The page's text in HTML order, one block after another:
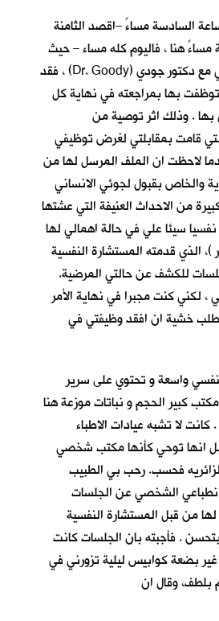
السادسة مساءً –اقصد الثامنة
هنا ، فاليوم كله مساء – حيث
كان موعدي الاسبوعي مع دكتور جودي (Dr. Goody) ، فقد
توظفت بها بمراجعته في نهاية كل
. وذلك اثر توصية من
قامت بمقابلتي لغرض توظيفي
لاحظت ان الملف المرسل لها من
والخاص بقبول لجوئي الانساني
من الاحداث العنيفة التي عشتها
سيئا علي في حالة اهمالي لها
الذي قدمته المستشارة النفسية
للكشف عن حالتي المرضية.
، لكني كنت مجبرا في نهاية الأمر
خشية ان افقد وظيفتي في
واسعة و تحتوي على سرير
كبير الحجم و نباتات موزعة هنا
لا تشبه عيادات الاطباء
بل انها توحي كأنها مكتب شخصي
فحسب. رحب بي الطبيب
الشخصي عن الجلسات
من قبل المستشارة النفسية
. فأجبته بان الجلسات كانت
بضعة كوابيس ليلية تزورني في
بلطف، وقال ان